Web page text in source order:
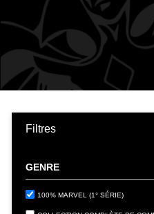
Filtres
GENRE
100% MARVEL (1° SÉRIE)